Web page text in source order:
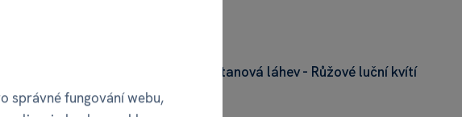
Tritanová láhev - Růžové luční kvítí
správné fungování webu,